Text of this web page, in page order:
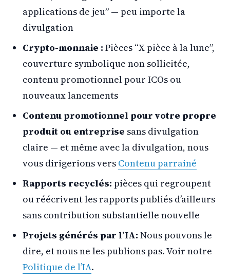
applications de jeu” — peu importe la
divulgation
Crypto-monnaie : Pièces “X pièce à la lune”,
couverture symbolique non sollicitée,
contenu promotionnel pour ICOs ou
nouveaux lancements
Contenu promotionnel pour votre propre
produit ou entreprise sans divulgation
claire — et même avec la divulgation, nous
vous dirigerions vers Contenu parrainé
Rapports recyclés: pièces qui regroupent
ou réécrivent les rapports publiés d’ailleurs
sans contribution substantielle nouvelle
Projets générés par l’IA: Nous pouvons le
dire, et nous ne les publions pas. Voir notre
Politique de l’IA.